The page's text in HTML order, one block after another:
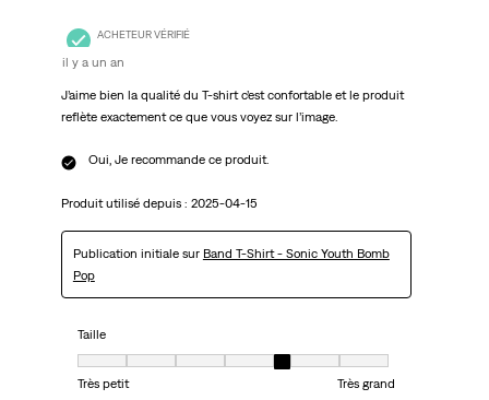
ACHETEUR VÉRIFIÉ
il y a un an
J’aime bien la qualité du T-shirt c’est confortable et le produit
reflète exactement ce que vous voyez sur l’image.
Oui, Je recommande ce produit.
Produit utilisé depuis : 2025-04-15
Publication initiale sur Band T-Shirt - Sonic Youth Bomb
Pop
Taille
Taille, 5 sur 7, où 1 est égal à Très petit et 7 est égal à Très grand
Très petit
Très grand